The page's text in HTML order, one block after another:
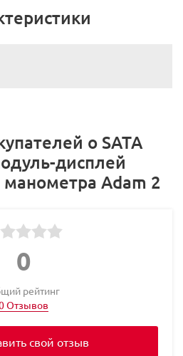
о SATA
дисплей
манометра Adam 2
0
рейтинг
Отзывов
свой отзыв